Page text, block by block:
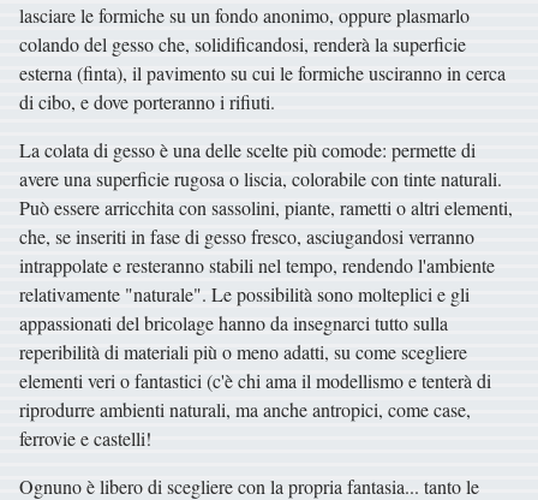
lasciare le formiche su un fondo anonimo, oppure plasmarlo
colando del gesso che, solidificandosi, renderà la superficie
esterna (finta), il pavimento su cui le formiche usciranno in cerca
di cibo, e dove porteranno i rifiuti.
La colata di gesso è una delle scelte più comode: permette di
avere una superficie rugosa o liscia, colorabile con tinte naturali.
Può essere arricchita con sassolini, piante, rametti o altri elementi,
che, se inseriti in fase di gesso fresco, asciugandosi verranno
intrappolate e resteranno stabili nel tempo, rendendo l'ambiente
relativamente "naturale". Le possibilità sono molteplici e gli
appassionati del bricolage hanno da insegnarci tutto sulla
reperibilità di materiali più o meno adatti, su come scegliere
elementi veri o fantastici (c'è chi ama il modellismo e tenterà di
riprodurre ambienti naturali, ma anche antropici, come case,
ferrovie e castelli!
Ognuno è libero di scegliere con la propria fantasia... tanto le